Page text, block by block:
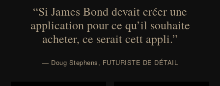
“Si James Bond devait créer une
application pour ce qu’il souhaite
acheter, ce serait cett appli.”
— Doug Stephens, FUTURISTE DE DÉTAIL